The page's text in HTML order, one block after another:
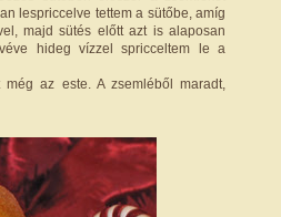
lespriccelve tettem a sütőbe, amíg
majd sütés előtt azt is alaposan
hideg vízzel spricceltem le a
az este. A zsemléből maradt,